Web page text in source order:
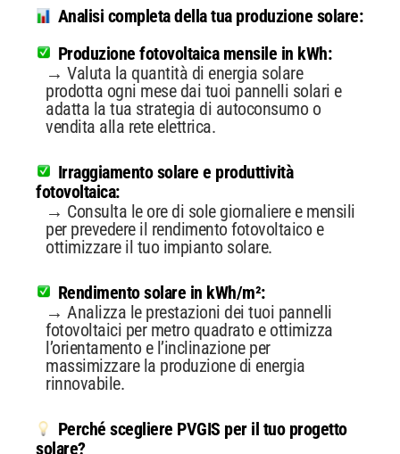
Analisi completa della tua produzione solare:
Produzione fotovoltaica mensile in kWh:
→ Valuta la quantità di energia solare
prodotta ogni mese dai tuoi pannelli solari e
adatta la tua strategia di autoconsumo o
vendita alla rete elettrica.
Irraggiamento solare e produttività
fotovoltaica:
→ Consulta le ore di sole giornaliere e mensili
per prevedere il rendimento fotovoltaico e
ottimizzare il tuo impianto solare.
Rendimento solare in kWh/m²:
→ Analizza le prestazioni dei tuoi pannelli
fotovoltaici per metro quadrato e ottimizza
l’orientamento e l’inclinazione per
massimizzare la produzione di energia
rinnovabile.
Perché scegliere PVGIS per il tuo progetto
solare?